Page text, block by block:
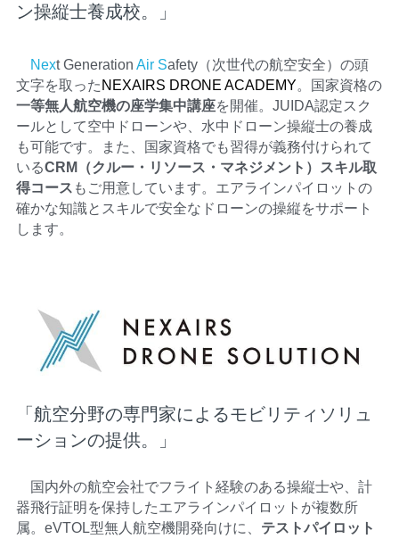
ン操縦士養成校。」
Next Generation Air Safety（次世代の航空安全）の頭
文字を取った NEXAIRS DRONE ACADEMY。国家資格の
一等無人航空機の座学集中講座を開催。JUIDA認定スク
ールとして空中ドローンや、水中ドローン操縦士の養成
も可能です。また、国家資格でも習得が義務付けられて
いるCRM（クルー・リソース ・ マネジメント）スキル取
得コース もご用意しています。エアラインパイロットの
確かな知識とスキルで安全なドローンの操縦をサポート
します。
「航空分野の専門家によるモビリティソリュ
ーションの提供。」
国内外の航空会社でフライト経験のある操縦士や、計
器飛行証明を保持したエアラインパイロットが複数所
属。eVTOL型無人航空機開発向けに、 テストパイロット